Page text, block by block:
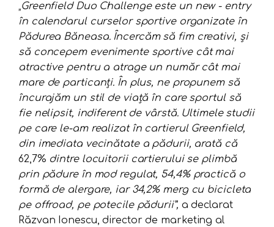
„Greenfield Duo Challenge este un new - entry
în calendarul curselor sportive organizate în
Pădurea Băneasa. Încercăm să fim creativi, și
să concepem evenimente sportive cât mai
atractive pentru a atrage un număr cât mai
mare de particanți. În plus, ne propunem să
încurajăm un stil de viață în care sportul să
fie nelipsit, indiferent de vârstă. Ultimele studii
pe care le-am realizat în cartierul Greenfield,
din imediata vecinătate a pădurii, arată că
62,7% dintre locuitorii cartierului se plimbă
prin pădure în mod regulat, 54,4% practică o
formă de alergare, iar 34,2% merg cu bicicleta
pe offroad, pe potecile pădurii”, a declarat
Răzvan Ionescu, director de marketing al